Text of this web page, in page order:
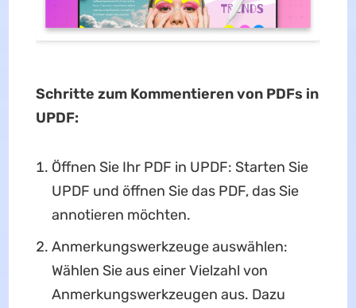
Schritte zum Kommentieren von PDFs in
UPDF:
Öffnen Sie Ihr PDF in UPDF: Starten Sie
UPDF und öffnen Sie das PDF, das Sie
annotieren möchten.
Anmerkungswerkzeuge auswählen:
Wählen Sie aus einer Vielzahl von
Anmerkungswerkzeugen aus. Dazu